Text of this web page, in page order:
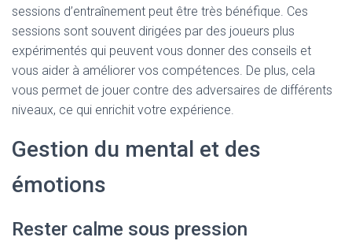
sessions d’entraînement peut être très bénéfique. Ces
sessions sont souvent dirigées par des joueurs plus
expérimentés qui peuvent vous donner des conseils et
vous aider à améliorer vos compétences. De plus, cela
vous permet de jouer contre des adversaires de différents
niveaux, ce qui enrichit votre expérience.
Gestion du mental et des
émotions
Rester calme sous pression